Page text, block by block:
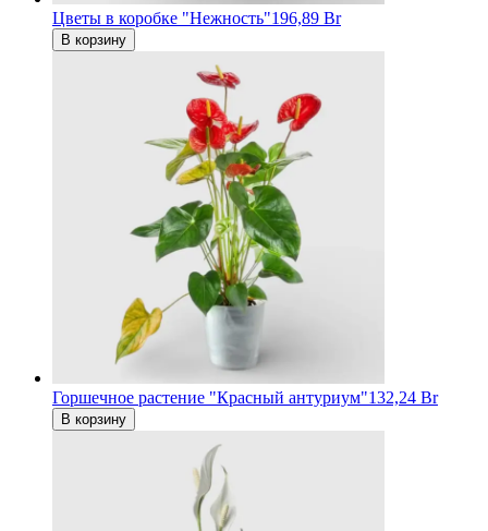
Цветы в коробке "Нежность"196,89 Br
В корзину
Горшечное растение "Красный антуриум"132,24 Br
В корзину